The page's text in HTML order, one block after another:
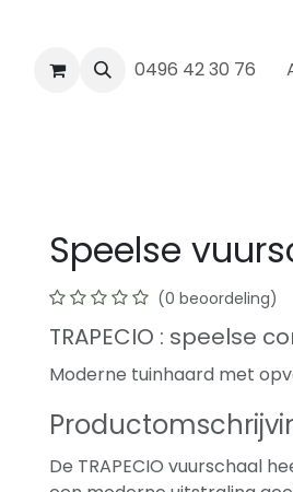
Contact0496 42 30 76
Speelse
(0 beoordeling)
TRAPECIO : speelse
Moderne tuinhaard met
De TRAPECIO vuurschaal